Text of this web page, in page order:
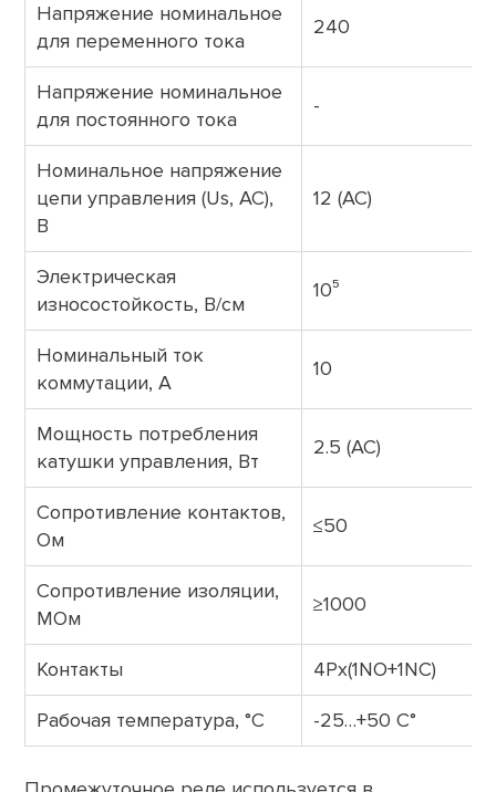
Напряжение номинальное
для переменного тока
240
Напряжение номинальное
для постоянного тока
-
Номинальное напряжение
цепи управления (Us, AC),
В
12 (AC)
Электрическая
износостойкость, В/см
10⁵
Номинальный ток
коммутации, А
10
Мощность потребления
катушки управления, Вт
2.5 (АС)
Сопротивление контактов,
Ом
≤50
Сопротивление изоляции,
МОм
≥1000
Контакты 4Px(1NO+1NC)
Рабочая температура, °C -25…+50 С°